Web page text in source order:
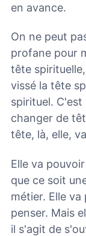
en avance.
On ne peut
profane pour
tête
vissé la tête
spirituel. C'est
changer de
tête, là, elle,
Elle va
que ce soit
métier. Elle
penser. Mais
il s'agit de